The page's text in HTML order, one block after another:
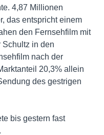
4,87 Millionen
das entspricht einem
den Fernsehfilm mit
Schultz in den
nach der
20,3% allein
des gestrigen
bis gestern fast